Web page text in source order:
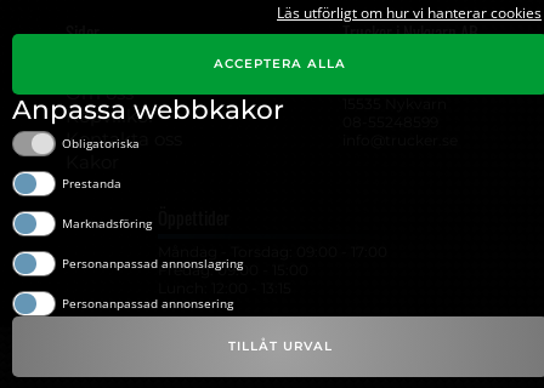
Läs utförligt om hur vi hanterar cookies
ACCEPTERA ALLA
Anpassa webbkakor
Obligatoriska
Prestanda
Marknadsföring
Personanpassad annonslagring
Personanpassad annonsering
TILLÅT URVAL
Sidor
Om oss
Köpvillkor
Kontakta oss
Trucker i Nykvarn AB
Org#: ‍556310-4495
Fredag: 09:00 - 15:00